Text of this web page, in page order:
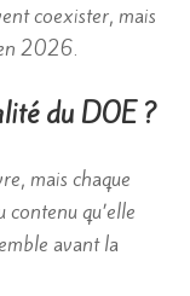
coexister, mais
2026.
du DOE ?
mais chaque
qu’elle
avant la